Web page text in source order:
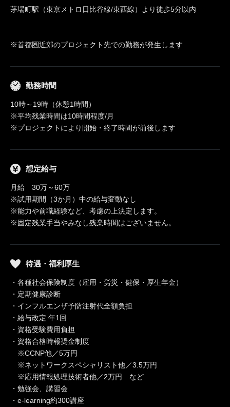
茅場町駅（東京メトロ日比谷線/東西線）より徒歩5分以内
※首都圏近郊のプロジェクト先での勤務が発生します
勤務時間
10時～19時（休憩1時間）
※平均残業時間は10時間程度/月
※プロジェクトにより開始・終了時間が前後します
想定給与
月給 30万～60万
※試用期間（3か月）中の給与変動なし
※能力や前職経験など、考慮の上決定します。
※固定残業手当やみなし残業時間はございません。
待遇・福利厚生
・各種社会保険制度（雇用・労災・健保・厚生年金）
・定期健康診断
・インフルエンザ予防注射代全額負担
・給与改定 年1回
・資格受験費用負担
・資格合格時報奨金制度
※CCNP他／5万円
※ネットワークスペシャリスト他／3.5万円
※応用情報処理技術者他／2万円 など
・勉強会、講習会
・e-learning約300講座